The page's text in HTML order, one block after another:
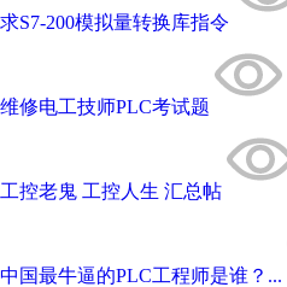
求S7-200模拟量转换库指令
维修电工技师PLC考试题
工控老鬼 工控人生 汇总帖
中国最牛逼的PLC工程师是谁？...